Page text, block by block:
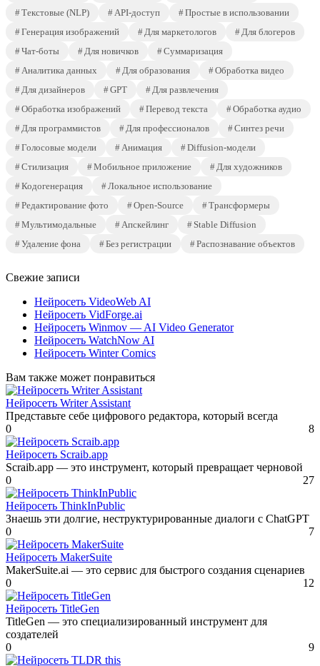
Текстовые (NLP)
API-доступ
Простые в использовании
Генерация изображений
Для маркетологов
Для блогеров
Чат-боты
Для новичков
Суммаризация
Аналитика данных
Для образования
Обработка видео
Для дизайнеров
GPT
Для развлечения
Обработка изображений
Перевод текста
Обработка аудио
Для программистов
Для профессионалов
Синтез речи
Голосовые модели
Анимация
Diffusion-модели
Стилизация
Мобильное приложение
Для художников
Кодогенерация
Локальное использование
Редактирование фото
Open-Source
Трансформеры
Мультимодальные
Апскейлинг
Stable Diffusion
Удаление фона
Без регистрации Распознавание объектов
Свежие записи
Нейросеть VideoWeb AI
Нейросеть VidForge.ai
Нейросеть Winmov — AI Video Generator
Нейросеть WatchNow AI
Нейросеть Winter Comics
Вам также может понравиться
Нейросеть Writer Assistant
Представьте себе цифрового редактора, который всегда
0
8
Нейросеть Scraib.app
Scraib.app — это инструмент, который превращает черновой
0
27
Нейросеть ThinkInPublic
Знаешь эти долгие, неструктурированные диалоги с ChatGPT
0
7
Нейросеть MakerSuite
MakerSuite.ai — это сервис для быстрого создания сценариев
0
12
Нейросеть TitleGen
TitleGen — это специализированный инструмент для
создателей
0
9